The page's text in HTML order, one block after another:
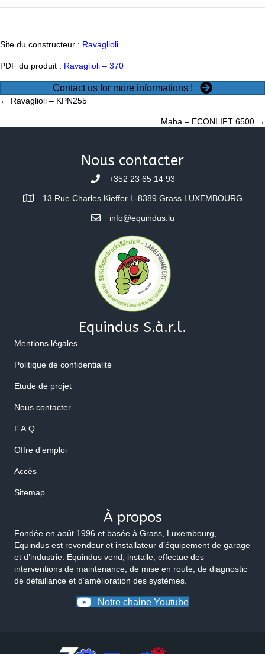
Site du constructeur : Ravaglioli
PDF du produit : Ravaglioli – 370
Contact us for more informations !
Posts
navigation
← Ravaglioli – KPN255
Maha – ECONLIFT 6500 →
Nous contacter
+352 23 65 14 93
13 Rue Charles Kieffer L-8389 Grass LUXEMBOURG
info@equindus.lu
Equindus S.à.r.l.
Mentions légales
Politique de confidentialité
Etude de projet
Nous contacter
F.A.Q
Offre d'emploi
Accès
Sitemap
À propos
Fondée en août 1996 et basée à Grass, Luxembourg,
Equindus est revendeur et installateur d’équipement de garage
et d’industrie. Equindus vend, installe, effectue des
interventions de maintenance, de mise en route, de diagnostic
de défaillance et d’amélioration des systèmes.
Notre chaine Youtube